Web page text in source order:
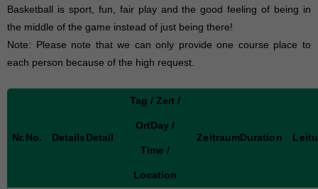
Basketball is sport, fun, fair play and the good feeling of being in
the middle of the game instead of just being there!
Note: Please note that we can only provide one course place to
each person because of the high request.
Nr.No. DetailsDetail
Tag / Zeit /
OrtDay /
Time /
Location
ZeitraumDuration